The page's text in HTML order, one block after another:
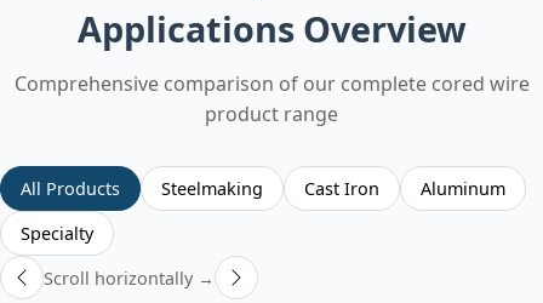
Applications Overview
Comprehensive comparison of our complete cored wire
product range
All Products Steelmaking Cast Iron
Aluminum
Specialty
Scroll horizontally →